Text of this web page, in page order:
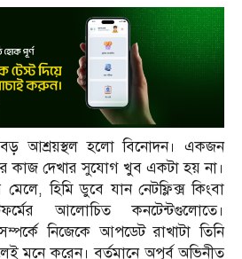
আশ্রয়স্থল হলো বিনোদন। একজন
কাজ দেখার সুযোগ খুব একটা হয় না।
হিমি ডুবে যান নেটফ্লিক্স কিংবা
আলোচিত কনটেন্টগুলোতে।
নিজেকে আপডেট রাখাটা তিনি
মনে করেন। বর্তমানে অপূর্ব অভিনীত